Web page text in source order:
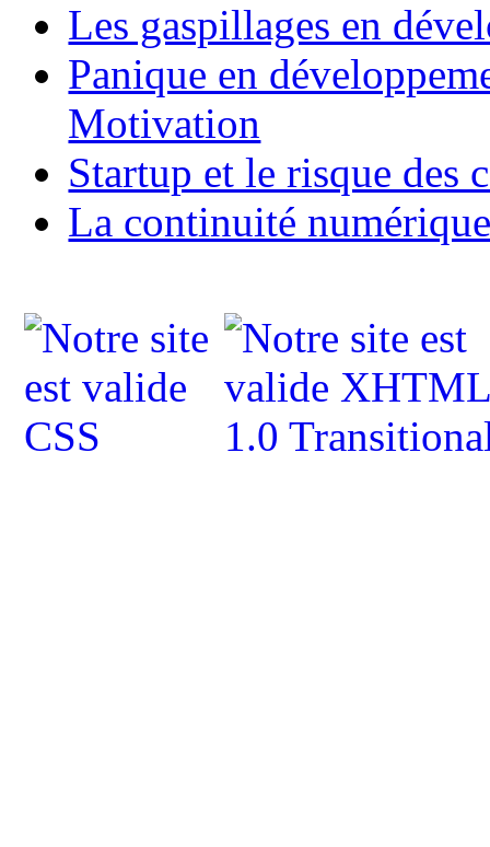
Les gaspillages en
Panique en
Motivation
Startup et le risque des
La continuité